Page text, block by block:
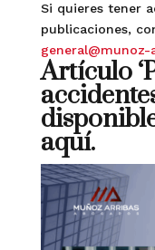
Si quieres tener
publicaciones,
general@munoz-
Artículo
aquí.